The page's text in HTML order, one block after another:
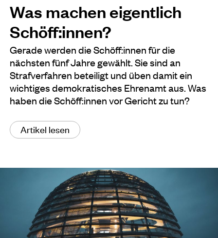
Was machen eigentlich
Schöff:innen?
Gerade werden die Schöff:innen für die
nächsten fünf Jahre gewählt. Sie sind an
Strafverfahren beteiligt und üben damit ein
wichtiges demokratisches Ehrenamt aus. Was
haben die Schöff:innen vor Gericht zu tun?
Artikel lesen